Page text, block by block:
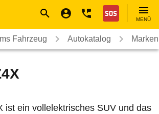
Nothilfe
MENÜ
Fahrzeug Autokatalog
ist ein vollelektrisches SUV und das